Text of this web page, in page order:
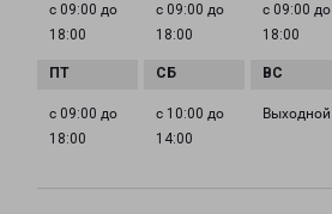
с 09:00 до
18:00
с 09:00 до
18:00
с 09:00 до
18:00
с 09:00 до
18:00
с 10:00 до
14:00
Выходной